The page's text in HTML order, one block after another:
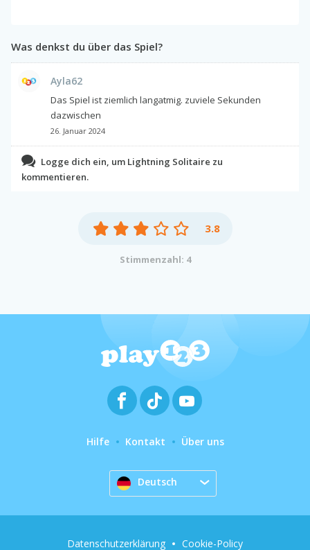
Was denkst du über das Spiel?
Ayla62
Das Spiel ist ziemlich langatmig. zuviele Sekunden
dazwischen
26. Januar 2024
Logge dich ein, um Lightning Solitaire zu
kommentieren.
3.8
Stimmenzahl: 4
Hilfe Kontakt Über uns
Deutsch
Datenschutzerklärung Cookie-Policy